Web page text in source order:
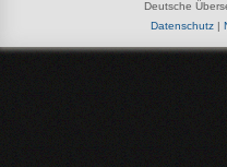
Deutsche
Datenschutz|